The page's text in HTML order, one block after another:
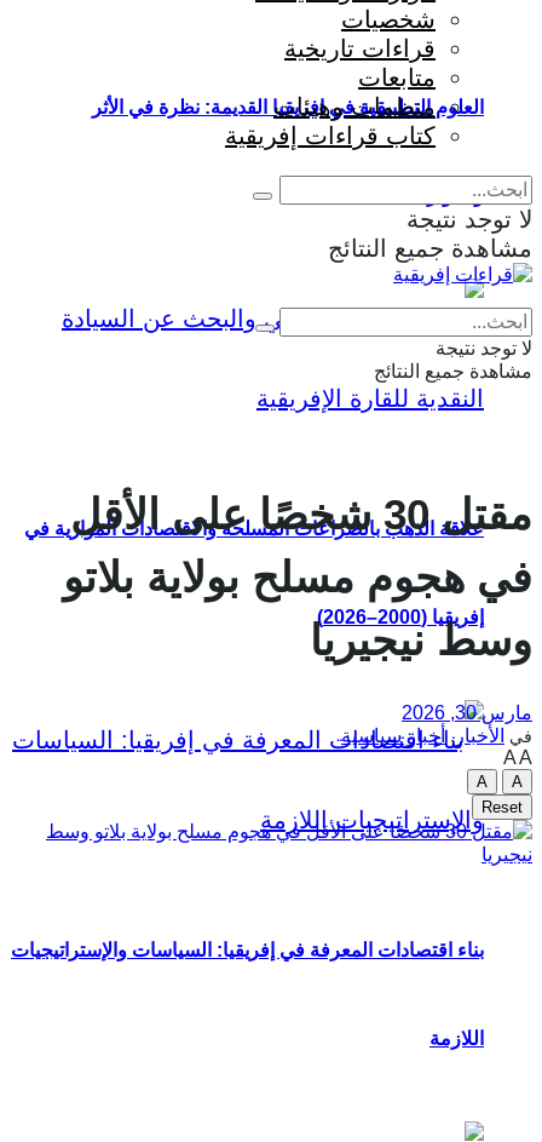
العلوم التطبيقية في إفريقيا القديمة: نظرة في الأثر
والمؤثرات
علاقة الذهب بالصراعات المسلحة والاقتصادات الموازية في
إفريقيا (2000–2026)
بناء اقتصادات المعرفة في إفريقيا: السياسات والإستراتيجيات
اللازمة
شخصيات
قراءات تاريخية
متابعات
منظمات وهيئات
كتاب قراءات إفريقية
لا توجد نتيجة
مشاهدة جميع النتائج
لا توجد نتيجة
مشاهدة جميع النتائج
مقتل 30 شخصًا على الأقل
في هجوم مسلح بولاية بلاتو
وسط نيجيريا
مارس 30, 2026
في الأخبار ,أخبار سياسية
AA
A
A
Reset